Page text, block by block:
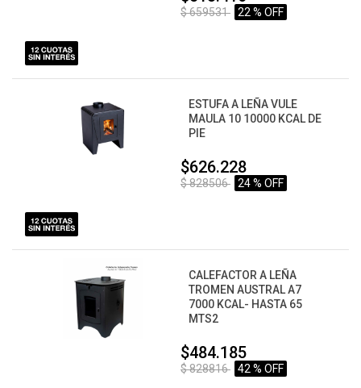
$ 659531 22 % OFF
ESTUFA A LEÑA VULE
MAULA 10 10000 KCAL DE
PIE
$626.228
$ 828506 24 % OFF
CALEFACTOR A LEÑA
TROMEN AUSTRAL A7
7000 KCAL- HASTA 65
MTS2
$484.185
$ 828816 42 % OFF